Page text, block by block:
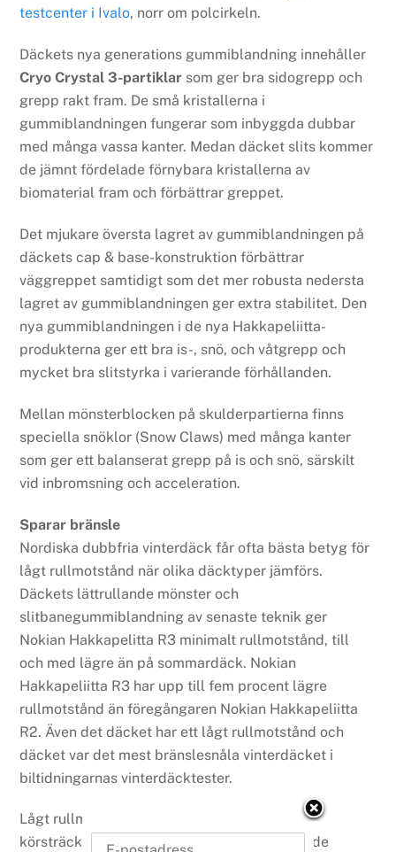
testcenter i Ivalo, norr om polcirkeln.
Däckets nya generations gummiblandning innehåller
Cryo Crystal 3-partiklar som ger bra sidogrepp och
grepp rakt fram. De små kristallerna i
gummiblandningen fungerar som inbyggda dubbar
med många vassa kanter. Medan däcket slits kommer
de jämnt fördelade förnybara kristallerna av
biomaterial fram och förbättrar greppet.
Det mjukare översta lagret av gummiblandningen på
däckets cap & base-konstruktion förbättrar
väggreppet samtidigt som det mer robusta nedersta
lagret av gummiblandningen ger extra stabilitet. Den
nya gummiblandningen i de nya Hakkapeliitta-
produkterna ger ett bra is-, snö, och våtgrepp och
mycket bra slitstyrka i varierande förhållanden.
Mellan mönsterblocken på skulderpartierna finns
speciella snöklor (Snow Claws) med många kanter
som ger ett balanserat grepp på is och snö, särskilt
vid inbromsning och acceleration.
Sparar bränsle
Nordiska dubbfria vinterdäck får ofta bästa betyg för
lågt rullmotstånd när olika däcktyper jämförs.
Däckets lättrullande mönster och
slitbanegummiblandning av senaste teknik ger
Nokian Hakkapelitta R3 minimalt rullmotstånd, till
och med lägre än på sommardäck. Nokian
Hakkapeliitta R3 har upp till fem procent lägre
rullmotstånd än föregångaren Nokian Hakkapeliitta
R2. Även det däcket har ett lågt rullmotstånd och
däcket var det mest bränslesnåla vinterdäcket i
biltidningarnas vinterdäcktester.
Lågt rullmotstånd sparar bränsle och ökar
körsträckan för elfordon. Jämfört med liknande